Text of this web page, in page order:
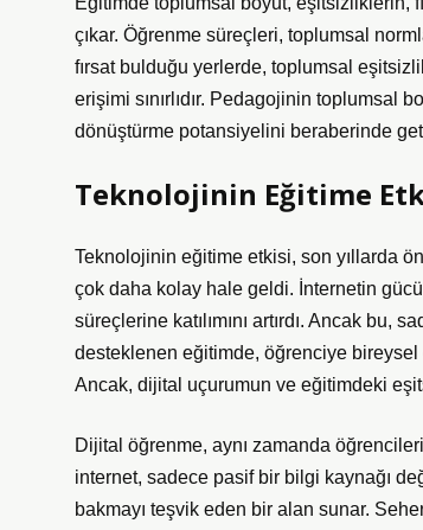
çıkar. Öğrenme süreçleri, toplumsal
fırsat bulduğu yerlerde, toplumsal
erişimi sınırlıdır. Pedagojinin toplumsal
dönüştürme potansiyelini beraberinde
Teknolojinin Eğitime
Teknolojinin eğitime etkisi, son yıllarda
çok daha kolay hale geldi. İnternetin
süreçlerine katılımını artırdı. Ancak bu,
desteklenen eğitimde, öğrenciye
Ancak, dijital uçurumun ve eğitimdeki
Dijital öğrenme, aynı zamanda
internet, sadece pasif bir bilgi kaynağı
bakmayı teşvik eden bir alan sunar.